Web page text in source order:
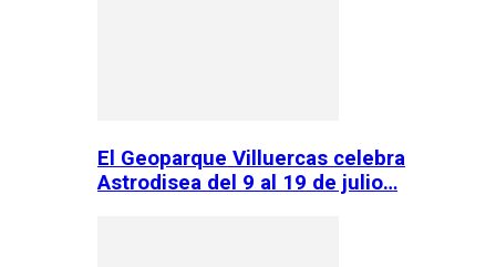
El Geoparque Villuercas celebra
Astrodisea del 9 al 19 de julio…